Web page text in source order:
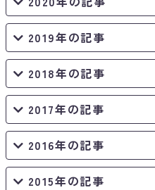
2019年の記事
2018年の記事
2017年の記事
2016年の記事
2015年の記事